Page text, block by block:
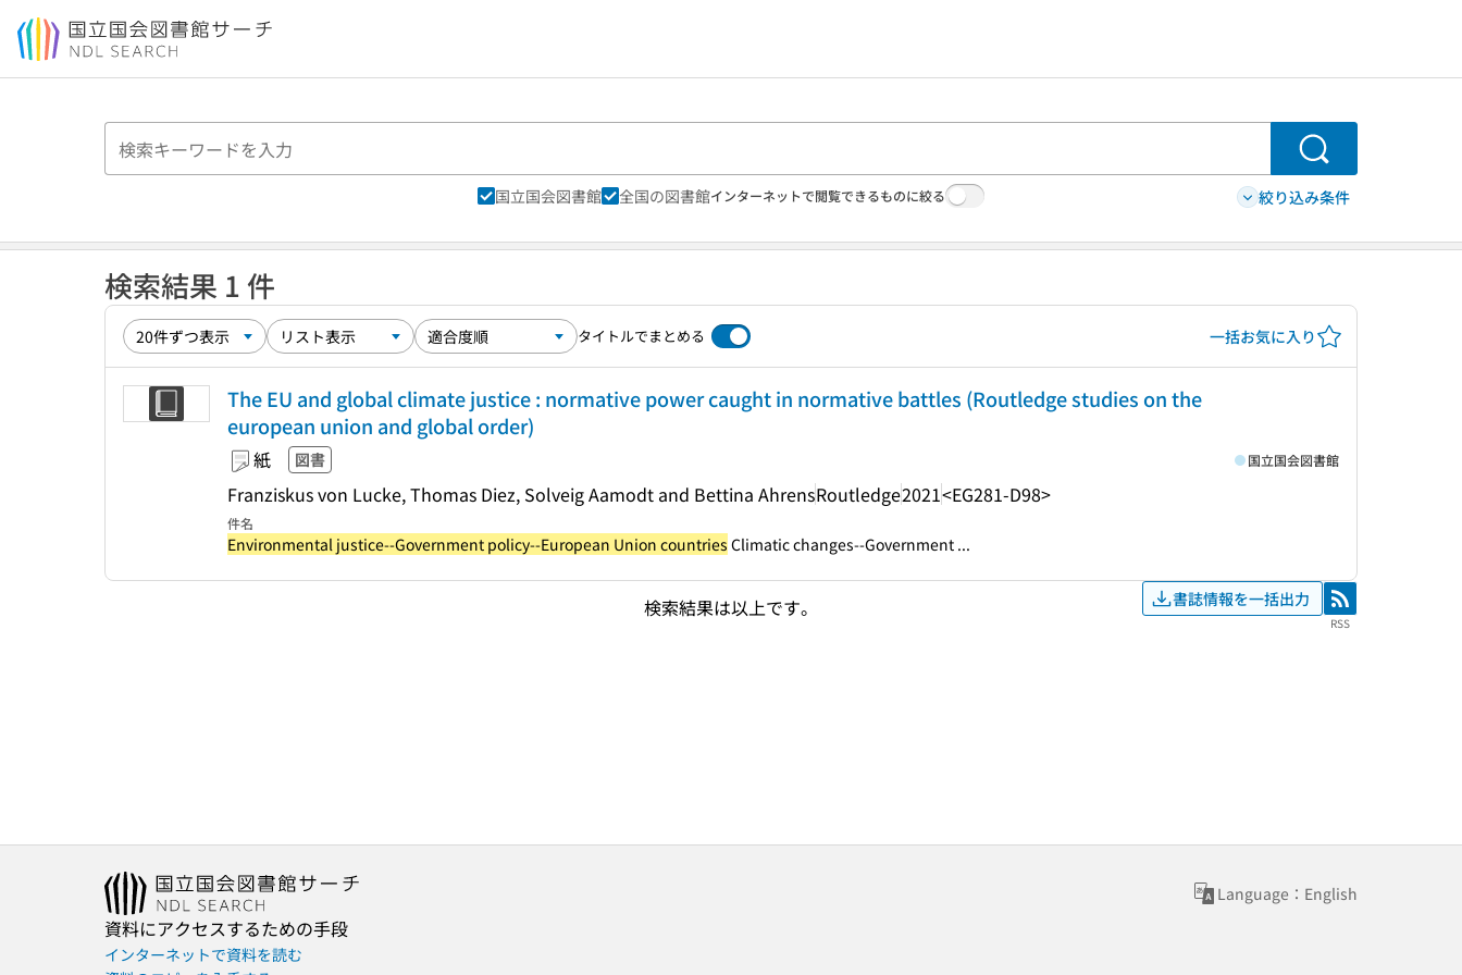
本文へ移動
検索
国立国会図書館 全国の図書館インターネットで閲覧できるものに絞る 絞り込み条件
検索結果 1 件
タイトルでまとめる 一括お気に入り
The EU and global climate justice : normative power caught in normative battles (Routledge studies on the
european union and global order)
紙 図書
Franziskus von Lucke, Thomas Diez, Solveig Aamodt and Bettina AhrensRoutledge2021<EG281-D98>
国立国会図書館
件名
Environmental justice--Government policy--European Union countries Climatic changes--Government ...
検索結果は以上です。 書誌情報を一括出力 RSS
RSS
Language：English
資料にアクセスするための手段
インターネットで資料を読む